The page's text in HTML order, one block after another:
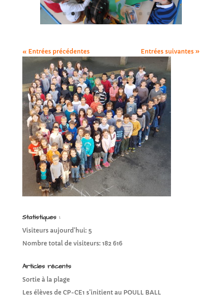
« Entrées précédentes Entrées suivantes »
Statistiques :
Visiteurs aujourd’hui: 5
Nombre total de visiteurs: 182 616
Articles récents
Sortie à la plage
Les élèves de CP-CE1 s’initient au POULL BALL